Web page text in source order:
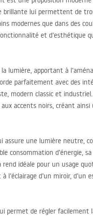
brillante lui permettent de
modernes que dans des
et d’esthétique
lumière, apportant à
parfaitement avec des
modern classic et
accents noirs, créant ainsi
assure une lumière neutre,
consommation d’énergie,
idéale pour un usage
d’un miroir, d’un
permet de régler facilement